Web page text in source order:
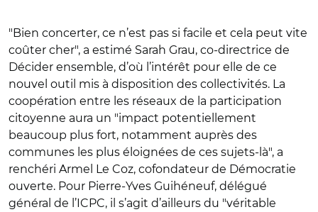
"Bien concerter, ce n’est pas si facile et cela peut vite
coûter cher", a estimé Sarah Grau, co-directrice de
Décider ensemble, d’où l’intérêt pour elle de ce
nouvel outil mis à disposition des collectivités. La
coopération entre les réseaux de la participation
citoyenne aura un "impact potentiellement
beaucoup plus fort, notamment auprès des
communes les plus éloignées de ces sujets-là", a
renchéri Armel Le Coz, cofondateur de Démocratie
ouverte. Pour Pierre-Yves Guihéneuf, délégué
général de l’ICPC, il s’agit d’ailleurs du "véritable